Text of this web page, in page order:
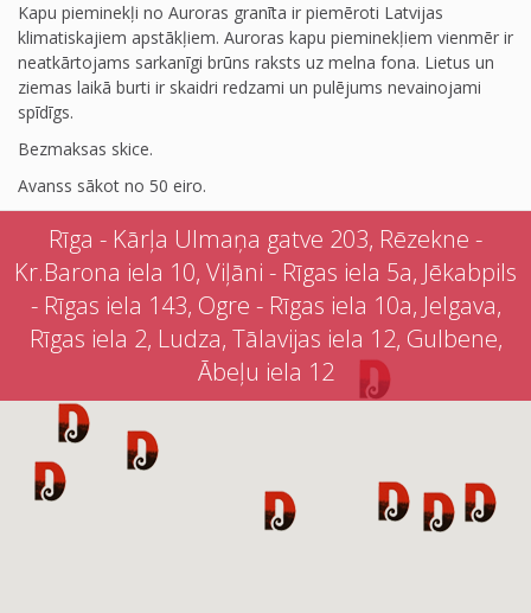
Kapu pieminekļi no Auroras granīta ir piemēroti Latvijas
klimatiskajiem apstākļiem. Auroras kapu pieminekļiem vienmēr ir
neatkārtojams sarkanīgi brūns raksts uz melna fona. Lietus un
ziemas laikā burti ir skaidri redzami un pulējums nevainojami
spīdīgs.
Bezmaksas skice.
Avanss sākot no 50 eiro.
Rīga - Kārļa Ulmaņa gatve 203, Rēzekne -
Kr.Barona iela 10, Viļāni - Rīgas iela 5a, Jēkabpils
- Rīgas iela 143, Ogre - Rīgas iela 10a, Jelgava,
Rīgas iela 2, Ludza, Tālavijas iela 12, Gulbene,
Ābeļu iela 12